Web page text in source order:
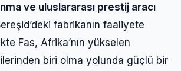
ve uluslararası prestij aracı
fabrikanın faaliyete
Fas, Afrika’nın yükselen
biri olma yolunda güçlü bir